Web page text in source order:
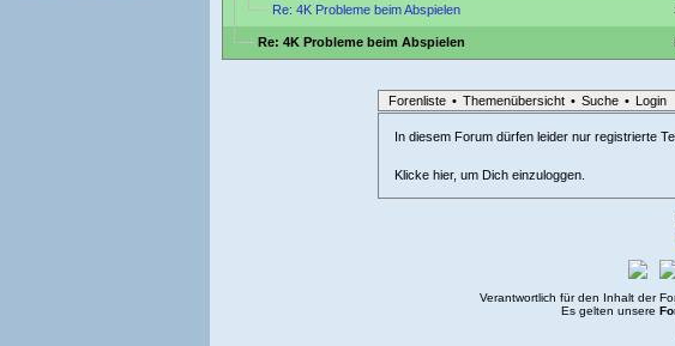
Re: 4K Probleme beim Abspielen
Re: 4K Probleme beim Abspielen
Forenliste • Themenübersicht • Suche • Login
In diesem Forum dürfen leider nur registrierte
Klicke hier, um Dich einzuloggen.
Verantwortlich für den Inhalt der
Es gelten unsere